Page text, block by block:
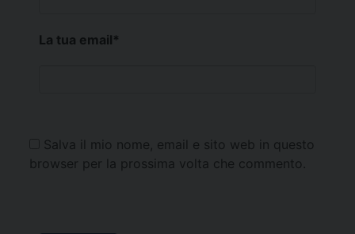
La tua email*
Salva il mio nome, email e sito web in questo
browser per la prossima volta che commento.